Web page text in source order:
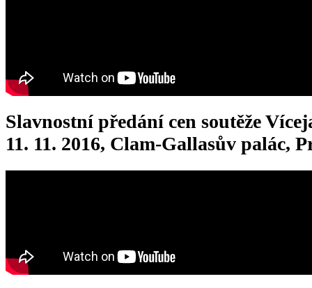
Slavnostní předání cen soutěže
11. 11. 2016, Clam-Gallasův palác,